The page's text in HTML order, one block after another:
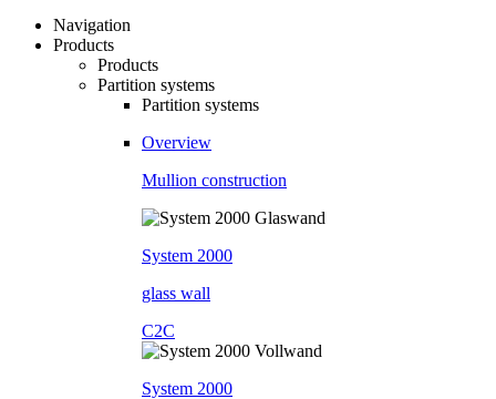
Navigation
Products
Products
Partition systems
Partition systems
Overview
Mullion construction
System 2000
glass wall
C2C
System 2000